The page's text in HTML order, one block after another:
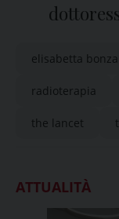
elisabetta
radioterapia
the lancet
ATTUALITÀ